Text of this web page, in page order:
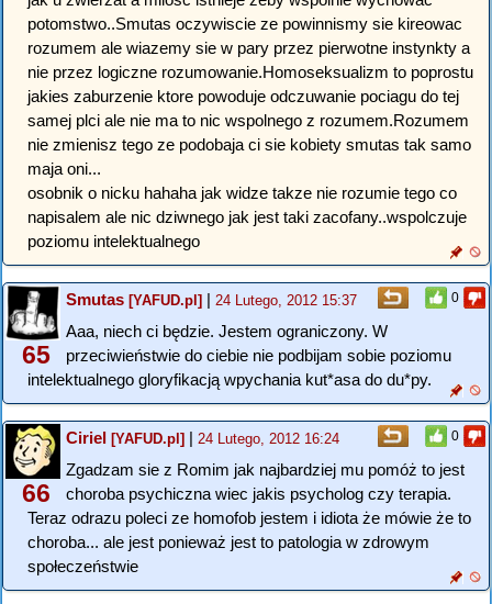
potomstwo..Smutas oczywiscie ze powinnismy sie kireowac
rozumem ale wiazemy sie w pary przez pierwotne instynkty a
nie przez logiczne rozumowanie.Homoseksualizm to poprostu
jakies zaburzenie ktore powoduje odczuwanie pociagu do tej
samej plci ale nie ma to nic wspolnego z rozumem.Rozumem
nie zmienisz tego ze podobaja ci sie kobiety smutas tak samo
maja oni...
osobnik o nicku hahaha jak widze takze nie rozumie tego co
napisalem ale nic dziwnego jak jest taki zacofany..wspolczuje
poziomu intelektualnego
0
65
Smutas [YAFUD.pl] | 24 Lutego, 2012 15:37
Aaa, niech ci będzie. Jestem ograniczony. W
przeciwieństwie do ciebie nie podbijam sobie poziomu
intelektualnego gloryfikacją wpychania kut*asa do du*py.
0
66
Ciriel [YAFUD.pl] | 24 Lutego, 2012 16:24
Zgadzam sie z Romim jak najbardziej mu pomóż to jest
choroba psychiczna wiec jakis psycholog czy terapia.
Teraz odrazu poleci ze homofob jestem i idiota że mówie że to
choroba... ale jest ponieważ jest to patologia w zdrowym
społeczeństwie